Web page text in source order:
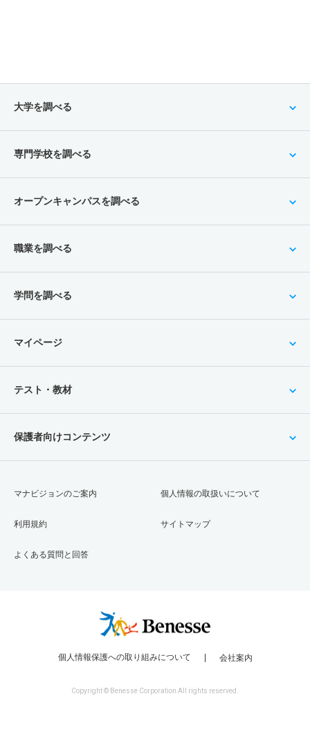
大学を調べる
専門学校を調べる
オープンキャンパスを調べる
職業を調べる
学問を調べる
マイページ
テスト・教材
保護者向けコンテンツ
マナビジョンのご案内
利用規約
よくある質問と回答
個人情報の取扱いについて
サイトマップ
個人情報保護への取り組みについて 会社案内
Copyright © Benesse Corporation All rights reserved.